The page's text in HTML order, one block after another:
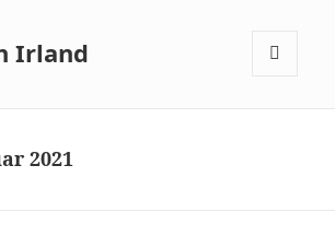
Irland
2021